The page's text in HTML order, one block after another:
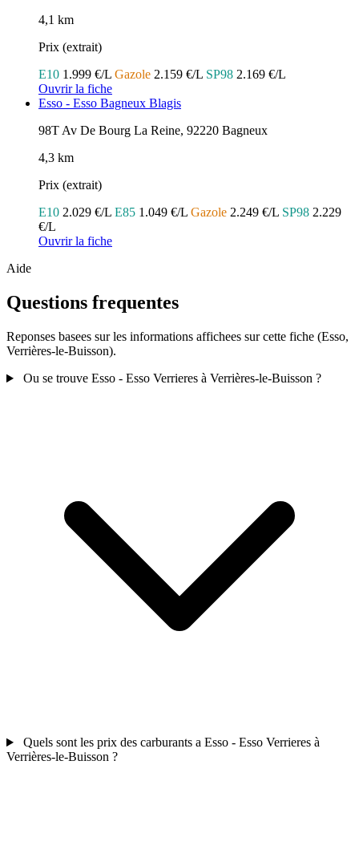
4,1 km
Prix (extrait)
E10 1.999 €/L Gazole 2.159 €/L SP98 2.169 €/L
Ouvrir la fiche
Esso - Esso Bagneux Blagis
98T Av De Bourg La Reine, 92220 Bagneux
4,3 km
Prix (extrait)
E10 2.029 €/L E85 1.049 €/L Gazole 2.249 €/L SP98 2.229
€/L
Ouvrir la fiche
Aide
Questions frequentes
Reponses basees sur les informations affichees sur cette fiche (Esso,
Verrières-le-Buisson).
Ou se trouve Esso - Esso Verrieres à Verrières-le-Buisson ?
Quels sont les prix des carburants a Esso - Esso Verrieres à
Verrières-le-Buisson ?